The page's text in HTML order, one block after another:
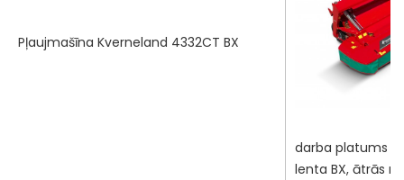
Pļaujmašīna Kverneland 4332CT BX
darba platums
lenta BX, ātrās